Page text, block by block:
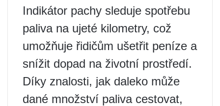
Indikátor pachy sleduje spotřebu
paliva na ujeté kilometry, což
umožňuje řidičům ušetřit peníze a
snížit dopad na životní prostředí.
Díky znalosti, jak daleko může
dané množství paliva cestovat,